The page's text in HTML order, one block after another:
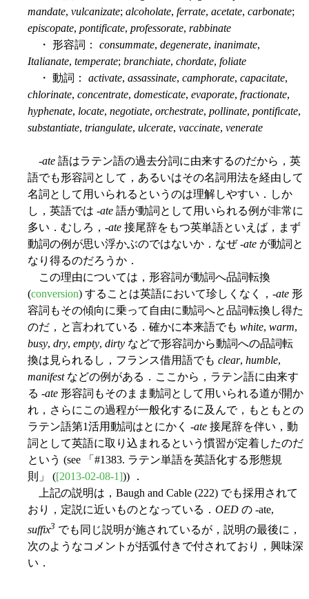
mandate, vulcanizate; alcoholate, ferrate, acetate, carbonate;
episcopate, pontificate, professorate, rabbinate
・ 形容詞： consummate, degenerate, inanimate,
Italianate, temperate; branchiate, chordate, foliate
・ 動詞： activate, assassinate, camphorate, capacitate,
chlorinate, concentrate, domesticate, evaporate, fractionate,
hyphenate, locate, negotiate, orchestrate, pollinate, pontificate,
substantiate, triangulate, ulcerate, vaccinate, venerate
-ate 語はラテン語の過去分詞に由来するのだから，英
語でも形容詞として，あるいはその名詞用法を経由して
名詞として用いられるというのは理解しやすい．しか
し，英語では -ate 語が動詞として用いられる例が非常に
多い．むしろ，-ate 接尾辞をもつ英単語といえば，まず
動詞の例が思い浮かぶのではないか．なぜ -ate が動詞と
なり得るのだろうか．
この理由については，形容詞が動詞へ品詞転換
(conversion) することは英語において珍しくなく，-ate 形
容詞もその傾向に乗って自由に動詞へと品詞転換し得た
のだ，と言われている．確かに本来語でも white, warm,
busy, dry, empty, dirty などで形容詞から動詞への品詞転
換は見られるし，フランス借用語でも clear, humble,
manifestなどの例がある．ここから，ラテン語に由来す
る -ate 形容詞もそのまま動詞として用いられる道が開か
れ，さらにこの過程が一般化するに及んで，もともとの
ラテン語第1活用動詞はとにかく -ate 接尾辞を伴い，動
詞として英語に取り込まれるという慣習が定着したのだ
という (see 「#1383. ラテン単語を英語化する形態規
則」 ([2013-02-08-1])) ．
上記の説明は，Baugh and Cable (222) でも採用されて
おり，定説に近いものとなっている． OED の -ate,
suffix3 でも同じ説明が施されているが，説明の最後に，
次のようなコメントが括弧付きで付されており，興味深
い．